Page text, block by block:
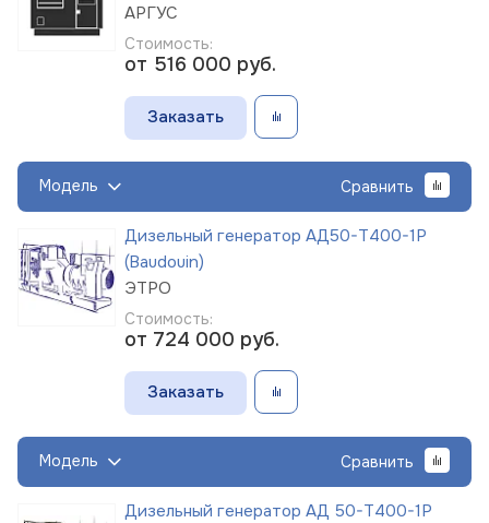
АРГУС
Стоимость:
от 516 000 руб.
Заказать
Модель Сравнить
Дизельный генератор АД50-Т400-1Р
(Baudouin)
ЭТРО
Стоимость:
от 724 000 руб.
Заказать
Модель Сравнить
Дизельный генератор АД 50-Т400-1Р